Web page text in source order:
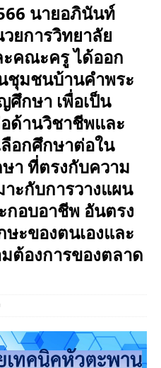
นายอภินันท์
ยการวิทยาลัย
คณะครู ได้ออก
ชุมชนบ้านคำพระ
ศึกษา เพื่อเป็น
ด้านวิชาชีพและ
ลือกศึกษาต่อใน
า ที่ตรงกับความ
ะกับการวางแผน
กอบอาชีพ อันตรง
ะของตนเองและ
ต้องการของตลาด